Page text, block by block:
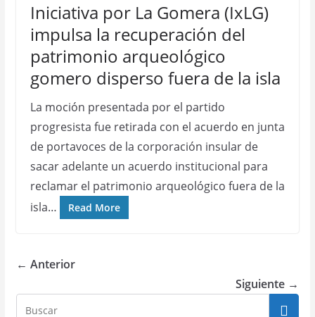
Iniciativa por La Gomera (IxLG)
impulsa la recuperación del
patrimonio arqueológico
gomero disperso fuera de la isla
La moción presentada por el partido
progresista fue retirada con el acuerdo en junta
de portavoces de la corporación insular de
sacar adelante un acuerdo institucional para
reclamar el patrimonio arqueológico fuera de la
isla…
Read More
← Anterior
Siguiente →